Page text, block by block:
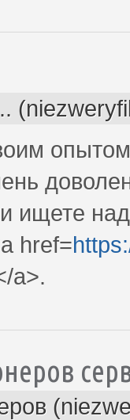
ищете
href=
a>.